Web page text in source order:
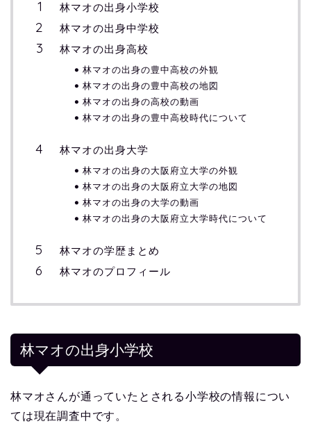
林マオの出身小学校
林マオの出身中学校
林マオの出身高校
林マオの出身の豊中高校の外観
林マオの出身の豊中高校の地図
林マオの出身の高校の動画
林マオの出身の豊中高校時代について
林マオの出身大学
林マオの出身の大阪府立大学の外観
林マオの出身の大阪府立大学の地図
林マオの出身の大学の動画
林マオの出身の大阪府立大学時代について
林マオの学歴まとめ
林マオのプロフィール
林マオの出身小学校
林マオさんが通っていたとされる小学校の情報につい
ては現在調査中です。